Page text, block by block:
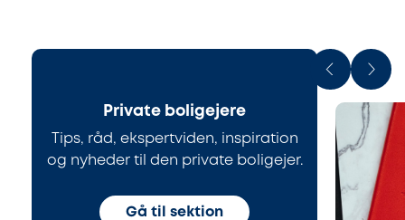
Private boligejere
Tips, råd, ekspertviden, inspiration
og nyheder til den private boligejer.
Gå til sektion